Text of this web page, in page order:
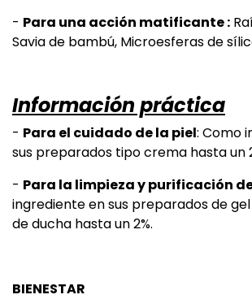
- Para una acción matificante :
Savia de bambú, Microesferas de
Información práctica
- Para el cuidado de la piel: Como
sus preparados tipo crema hasta un
- Para la limpieza y purificación
ingrediente en sus preparados de
de ducha hasta un 2%.
BIENESTAR